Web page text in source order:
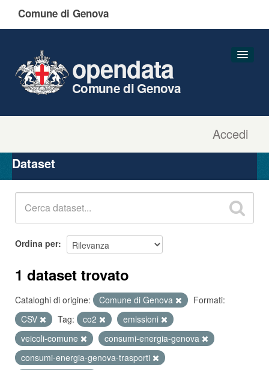
Comune di Genova
Accedi
opendata
Comune di Genova
Organizzazioni
Gruppi
Dataset
Ordina per
1 dataset trovato
Cataloghi di origine: Comune di Genova
Formati:
CSV
Tag: co2
emissioni
veicoli-comune
consumi-energia-genova
consumi-energia-genova-trasporti